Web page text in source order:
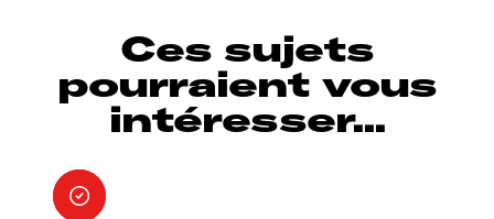
Ces sujets
pourraient vous
intéresser...